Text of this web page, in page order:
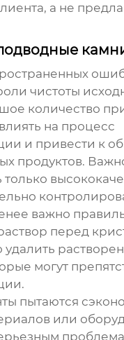
а не
чистоты
количество
на процесс
и привести к
продуктов.
только
важно
перед
могут
пытаются
или